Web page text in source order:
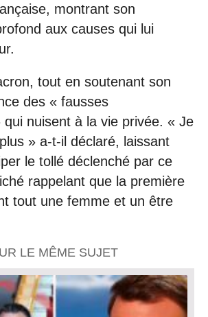
montrant son
aux causes qui lui
tout en soutenant son
des « fausses
qui nuisent à la vie privée. « Je
» a-t-il déclaré, laissant
le tollé déclenché par ce
rappelant que la première
tout une femme et un être
LE MÊME SUJET